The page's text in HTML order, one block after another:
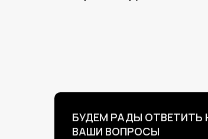
БУДЕМ РАДЫ ОТВЕТИТЬ
ВАШИ ВОПРОСЫ